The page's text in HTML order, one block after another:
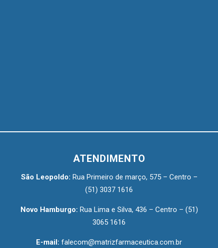
ATENDIMENTO
São Leopoldo: Rua Primeiro de março, 575 – Centro –
(51) 3037 1616
Novo Hamburgo: Rua Lima e Silva, 436 – Centro – (51)
3065 1616
E-mail: falecom@matrizfarmaceutica.com.br